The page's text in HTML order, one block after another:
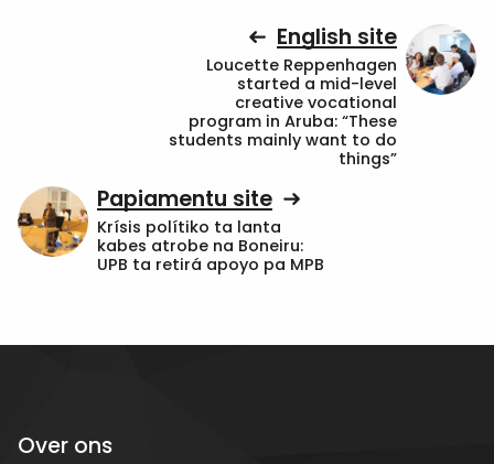
English site
Loucette Reppenhagen
started a mid-level
creative vocational
program in Aruba: “These
students mainly want to do
things”
Papiamentu site
Krísis polítiko ta lanta
kabes atrobe na Boneiru:
UPB ta retirá apoyo pa MPB
Over ons